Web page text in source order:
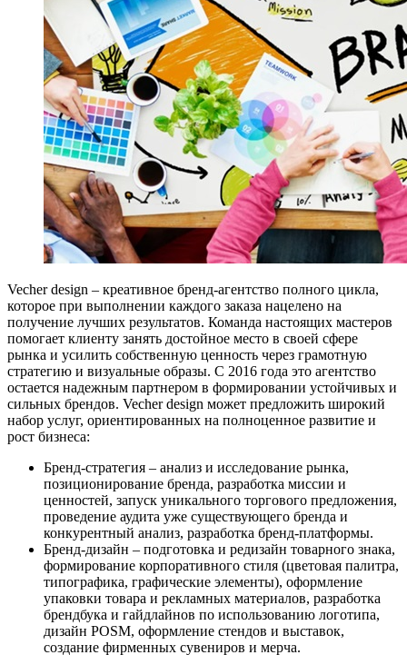
Vecher design – креативное бренд-агентство полного цикла,
которое при выполнении каждого заказа нацелено на
получение лучших результатов. Команда настоящих мастеров
помогает клиенту занять достойное место в своей сфере
рынка и усилить собственную ценность через грамотную
стратегию и визуальные образы. С 2016 года это агентство
остается надежным партнером в формировании устойчивых и
сильных брендов. Vecher design может предложить широкий
набор услуг, ориентированных на полноценное развитие и
рост бизнеса:
Бренд-стратегия – анализ и исследование рынка,
позиционирование бренда, разработка миссии и
ценностей, запуск уникального торгового предложения,
проведение аудита уже существующего бренда и
конкурентный анализ, разработка бренд-платформы.
Бренд-дизайн – подготовка и редизайн товарного знака,
формирование корпоративного стиля (цветовая палитра,
типографика, графические элементы), оформление
упаковки товара и рекламных материалов, разработка
брендбука и гайдлайнов по использованию логотипа,
дизайн POSM, оформление стендов и выставок,
создание фирменных сувениров и мерча.